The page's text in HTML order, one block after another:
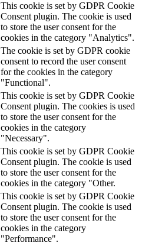
This cookie is set by GDPR Cookie
Consent plugin. The cookie is used
to store the user consent for the
cookies in the category "Analytics".
The cookie is set by GDPR cookie
consent to record the user consent
for the cookies in the category
"Functional".
This cookie is set by GDPR Cookie
Consent plugin. The cookies is used
to store the user consent for the
cookies in the category
"Necessary".
This cookie is set by GDPR Cookie
Consent plugin. The cookie is used
to store the user consent for the
cookies in the category "Other.
This cookie is set by GDPR Cookie
Consent plugin. The cookie is used
to store the user consent for the
cookies in the category
"Performance".